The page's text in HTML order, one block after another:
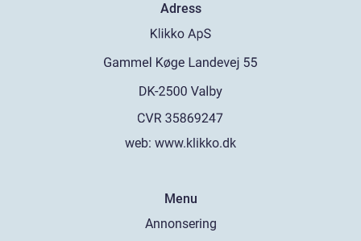
Adress
web: www.klikko.dk
Menu
Annonsering